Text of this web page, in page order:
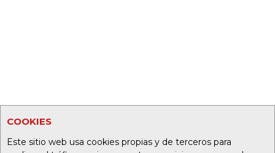
COOKIES
Este sitio web usa cookies propias y de terceros para